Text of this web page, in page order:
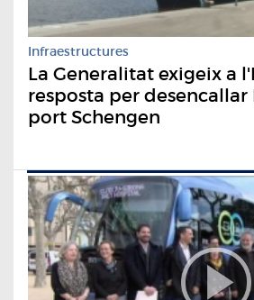
Infraestructures
La Generalitat exigeix a
resposta per desencallar
port Schengen